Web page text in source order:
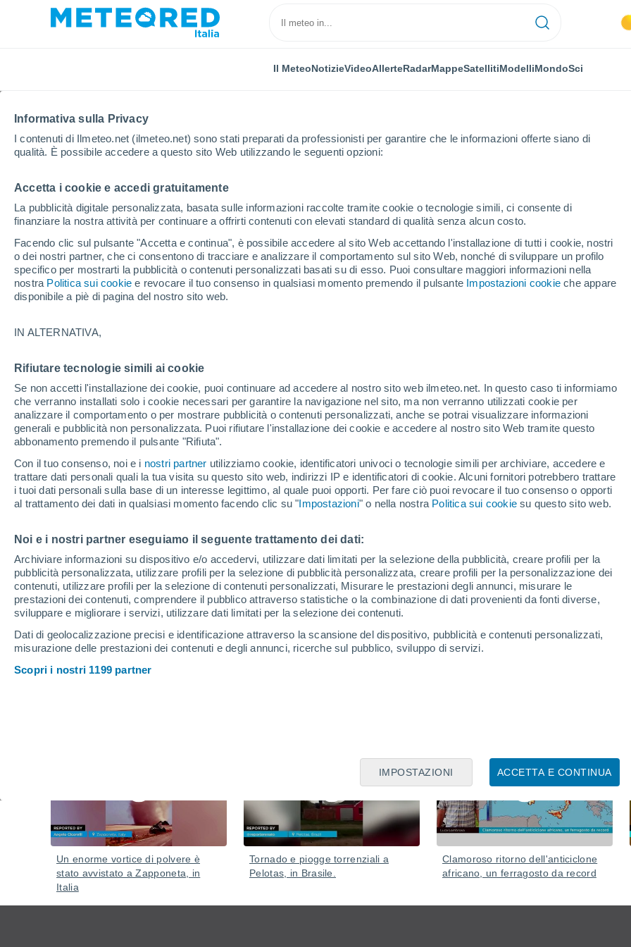
Informativa sulla Privacy
I contenuti di Ilmeteo.net (ilmeteo.net) sono stati preparati da professionisti per garantire che le informazioni offerte siano di
qualità. È possibile accedere a questo sito Web utilizzando le seguenti opzioni:
Accetta i cookie e accedi gratuitamente
La pubblicità digitale personalizzata, basata sulle informazioni raccolte tramite cookie o tecnologie simili, ci consente di
finanziare la nostra attività per continuare a offrirti contenuti con elevati standard di qualità senza alcun costo.
Facendo clic sul pulsante "Accetta e continua", è possibile accedere al sito Web accettando l'installazione di tutti i cookie, nostri
o dei nostri partner, che ci consentono di tracciare e analizzare il comportamento sul sito Web, nonché di sviluppare un profilo
specifico per mostrarti la pubblicità o contenuti personalizzati basati su di esso. Puoi consultare maggiori informazioni nella
nostra Politica sui cookie e revocare il tuo consenso in qualsiasi momento premendo il pulsante Impostazioni cookie che appare
disponibile a piè di pagina del nostro sito web.
IN ALTERNATIVA,
Rifiutare tecnologie simili ai cookie
Se non accetti l'installazione dei cookie, puoi continuare ad accedere al nostro sito web ilmeteo.net. In questo caso ti informiamo
che verranno installati solo i cookie necessari per garantire la navigazione nel sito, ma non verranno utilizzati cookie per
analizzare il comportamento o per mostrare pubblicità o contenuti personalizzati, anche se potrai visualizzare informazioni
generali e pubblicità non personalizzata. Puoi rifiutare l'installazione dei cookie e accedere al nostro sito Web tramite questo
abbonamento premendo il pulsante "Rifiuta".
Con il tuo consenso, noi e i nostri partner utilizziamo cookie, identificatori univoci o tecnologie simili per archiviare, accedere e
trattare dati personali quali la tua visita su questo sito web, indirizzi IP e identificatori di cookie. Alcuni fornitori potrebbero trattare
i tuoi dati personali sulla base di un interesse legittimo, al quale puoi opporti. Per fare ciò puoi revocare il tuo consenso o opporti
al trattamento dei dati in qualsiasi momento facendo clic su "Impostazioni" o nella nostra Politica sui cookie su questo sito web.
Noi e i nostri partner eseguiamo il seguente trattamento dei dati:
Archiviare informazioni su dispositivo e/o accedervi, utilizzare dati limitati per la selezione della pubblicità, creare profili per la
pubblicità personalizzata, utilizzare profili per la selezione di pubblicità personalizzata, creare profili per la personalizzazione dei
contenuti, utilizzare profili per la selezione di contenuti personalizzati, Misurare le prestazioni degli annunci, misurare le
prestazioni dei contenuti, comprendere il pubblico attraverso statistiche o la combinazione di dati provenienti da fonti diverse,
sviluppare e migliorare i servizi, utilizzare dati limitati per la selezione dei contenuti.
Dati di geolocalizzazione precisi e identificazione attraverso la scansione del dispositivo, pubblicità e contenuti personalizzati,
misurazione delle prestazioni dei contenuti e degli annunci, ricerche sul pubblico, sviluppo di servizi.
Scopri i nostri 1199 partner
ACCETTA E CONTINUA
IMPOSTAZIONI
Il MeteoNotizieVideoAllerteRadarMappeSatellitiModelliMondoSci
Home Video Grandine gigantesca scatena il caos nel Rio Grande do Sul, Brasile
Grandine gigantesca scatena il caos nel Rio
Grande do Sul, Brasile
Le tempeste di grandine hanno causato ingenti danni materiali: centinaia di auto distrutte, edifici danneggiati e
Un enorme vortice di polvere è
stato avvistato a Zapponeta, in
Italia
Tornado e piogge torrenziali a
Pelotas, in Brasile.
Clamoroso ritorno dell'anticiclone
africano, un ferragosto da record